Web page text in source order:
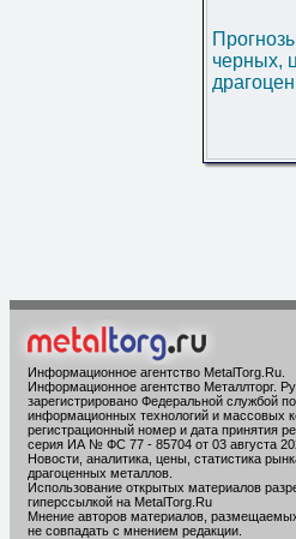
черных,
Информационное агентство MetalTorg.Ru
Информационное агентство Металлторг.
зарегистрировано Федеральной службой
информационных технологий и массовых
регистрационный номер и дата принятия
серия ИА № ФС 77 - 85704 от 03 августа
Новости, аналитика, цены, статистика
драгоценных металлов.
Использование открытых материалов
гиперссылкой на MetalTorg.Ru
Мнение авторов материалов,
не совпадать с мнением редакции.